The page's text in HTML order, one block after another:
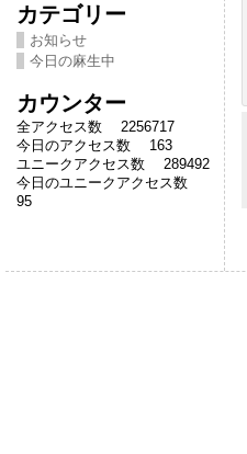
カテゴリー
お知らせ
今日の麻生中
カウンター
全アクセス数 2256717
今日のアクセス数 163
ユニークアクセス数 289492
今日のユニークアクセス数
95